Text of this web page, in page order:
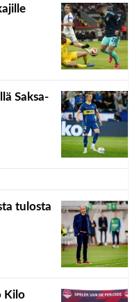
Saksa-
tulosta
Kilo